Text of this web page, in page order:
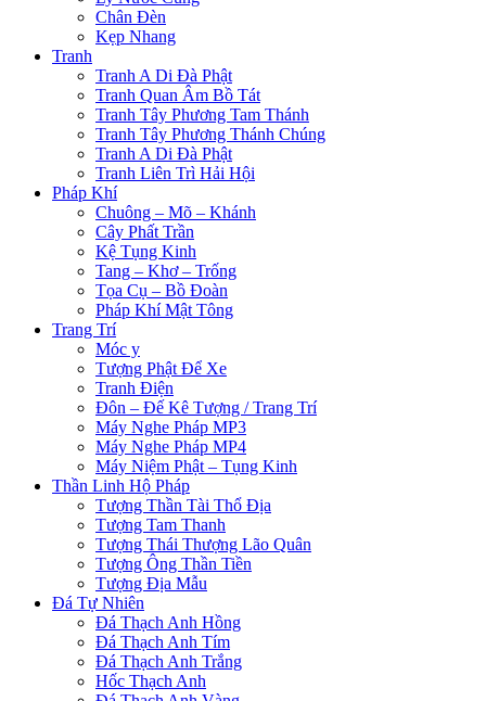
Chân Đèn
Kẹp Nhang
Tranh
Tranh A Di Đà Phật
Tranh Quan Âm Bồ Tát
Tranh Tây Phương Tam Thánh
Tranh Tây Phương Thánh Chúng
Tranh A Di Đà Phật
Tranh Liên Trì Hải Hội
Pháp Khí
Chuông – Mõ – Khánh
Cây Phất Trần
Kệ Tụng Kinh
Tang – Khơ – Trống
Tọa Cụ – Bồ Đoàn
Pháp Khí Mật Tông
Trang Trí
Móc y
Tượng Phật Để Xe
Tranh Điện
Đôn – Đế Kê Tượng / Trang Trí
Máy Nghe Pháp MP3
Máy Nghe Pháp MP4
Máy Niệm Phật – Tụng Kinh
Thần Linh Hộ Pháp
Tượng Thần Tài Thổ Địa
Tượng Tam Thanh
Tượng Thái Thượng Lão Quân
Tượng Ông Thần Tiền
Tượng Địa Mẫu
Đá Tự Nhiên
Đá Thạch Anh Hồng
Đá Thạch Anh Tím
Đá Thạch Anh Trắng
Hốc Thạch Anh